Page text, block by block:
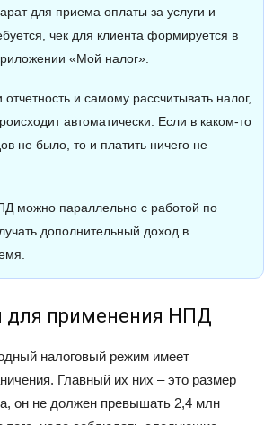
для приема оплаты за услуги и
чек для клиента формируется в
«Мой налог».
отчетность и самому рассчитывать налог,
автоматически. Если в каком-то
не было, то и платить ничего не
можно параллельно с работой по
дополнительный доход в
для применения НПД
налоговый режим имеет
Главный их них – это размер
он не должен превышать 2,4 млн